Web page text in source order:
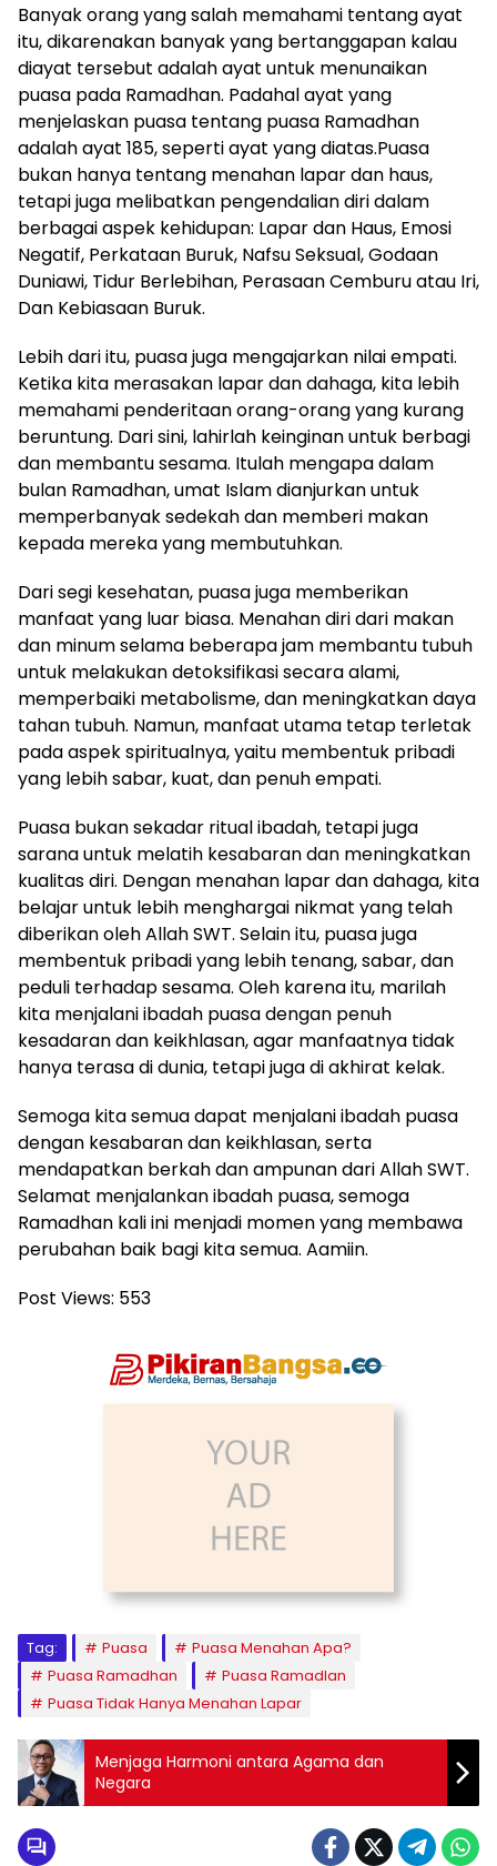
Banyak orang yang salah memahami tentang ayat
itu, dikarenakan banyak yang bertanggapan kalau
diayat tersebut adalah ayat untuk menunaikan
puasa pada Ramadhan. Padahal ayat yang
menjelaskan puasa tentang puasa Ramadhan
adalah ayat 185, seperti ayat yang diatas.Puasa
bukan hanya tentang menahan lapar dan haus,
tetapi juga melibatkan pengendalian diri dalam
berbagai aspek kehidupan: Lapar dan Haus, Emosi
Negatif, Perkataan Buruk, Nafsu Seksual, Godaan
Duniawi, Tidur Berlebihan, Perasaan Cemburu atau Iri,
Dan Kebiasaan Buruk.
Lebih dari itu, puasa juga mengajarkan nilai empati.
Ketika kita merasakan lapar dan dahaga, kita lebih
memahami penderitaan orang-orang yang kurang
beruntung. Dari sini, lahirlah keinginan untuk berbagi
dan membantu sesama. Itulah mengapa dalam
bulan Ramadhan, umat Islam dianjurkan untuk
memperbanyak sedekah dan memberi makan
kepada mereka yang membutuhkan.
Dari segi kesehatan, puasa juga memberikan
manfaat yang luar biasa. Menahan diri dari makan
dan minum selama beberapa jam membantu tubuh
untuk melakukan detoksifikasi secara alami,
memperbaiki metabolisme, dan meningkatkan daya
tahan tubuh. Namun, manfaat utama tetap terletak
pada aspek spiritualnya, yaitu membentuk pribadi
yang lebih sabar, kuat, dan penuh empati.
Puasa bukan sekadar ritual ibadah, tetapi juga
sarana untuk melatih kesabaran dan meningkatkan
kualitas diri. Dengan menahan lapar dan dahaga, kita
belajar untuk lebih menghargai nikmat yang telah
diberikan oleh Allah SWT. Selain itu, puasa juga
membentuk pribadi yang lebih tenang, sabar, dan
peduli terhadap sesama. Oleh karena itu, marilah
kita menjalani ibadah puasa dengan penuh
kesadaran dan keikhlasan, agar manfaatnya tidak
hanya terasa di dunia, tetapi juga di akhirat kelak.
Semoga kita semua dapat menjalani ibadah puasa
dengan kesabaran dan keikhlasan, serta
mendapatkan berkah dan ampunan dari Allah SWT.
Selamat menjalankan ibadah puasa, semoga
Ramadhan kali ini menjadi momen yang membawa
perubahan baik bagi kita semua. Aamiin.
Post Views: 553
Tag: Puasa
Puasa Menahan Apa?
Puasa Ramadhan
Puasa Ramadlan
Puasa Tidak Hanya Menahan Lapar
Menjaga Harmoni antara Agama dan
Negara